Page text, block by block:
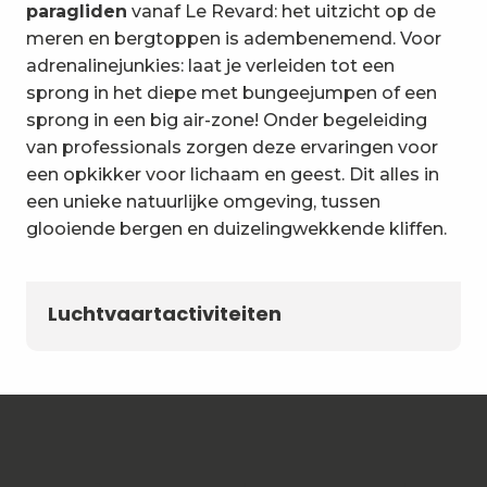
paragliden vanaf Le Revard: het uitzicht op de
meren en bergtoppen is adembenemend. Voor
adrenalinejunkies: laat je verleiden tot een
sprong in het diepe met bungeejumpen of een
sprong in een big air-zone! Onder begeleiding
van professionals zorgen deze ervaringen voor
een opkikker voor lichaam en geest. Dit alles in
een unieke natuurlijke omgeving, tussen
glooiende bergen en duizelingwekkende kliffen.
Luchtvaartactiviteiten